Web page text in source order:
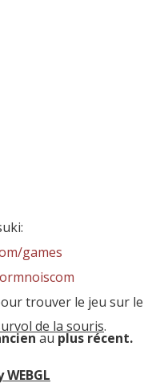
games
trouver le jeu sur le
de la souris.
auplus récent.